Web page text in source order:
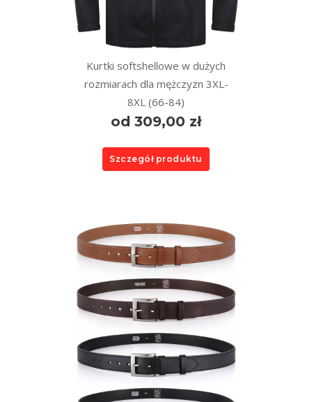
Kurtki softshellowe w dużych
rozmiarach dla mężczyzn 3XL-
8XL (66-84)
od 309,00 zł
Szczegół produktu